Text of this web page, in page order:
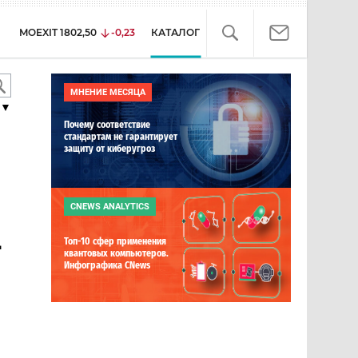
MOEXIT 1802,50 -0,23 КАТАЛОГ
МНЕНИЕ МЕСЯЦА
Почему соответствие
стандартам не гарантирует
защиту от киберугроз
CNEWS ANALYTICS
Топ-10 сфер применения
квантовых компьютеров.
Инфографика CNews